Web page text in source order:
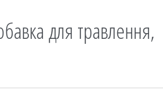
для травлення,